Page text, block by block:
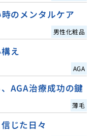
のメンタルケア
男性化粧品
え
AGA
AGA治療成功の鍵
薄毛
じた日々